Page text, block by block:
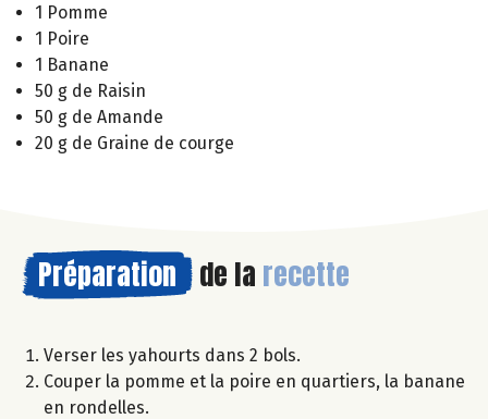
1 Pomme
1 Poire
1 Banane
50 g de Raisin
50 g de Amande
20 g de Graine de courge
Préparation de la recette
Verser les yahourts dans 2 bols.
Couper la pomme et la poire en quartiers, la banane
en rondelles.